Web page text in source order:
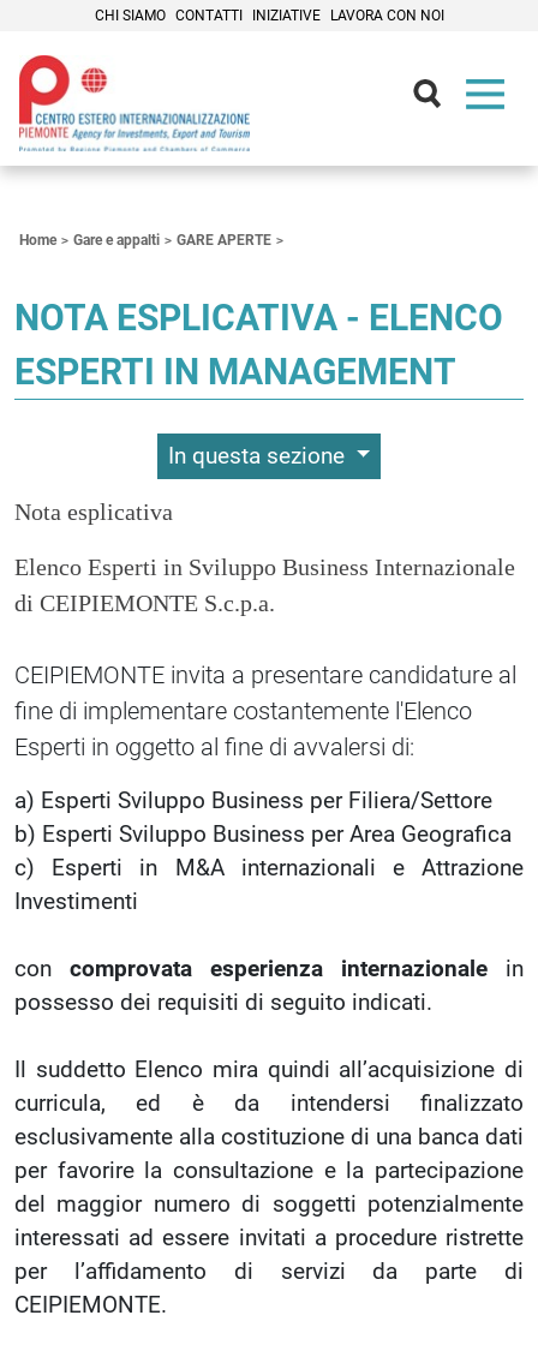
CHI SIAMO CONTATTI INIZIATIVE LAVORA CON NOI
Home Gare e appalti GARE APERTE
NOTA ESPLICATIVA - ELENCO
ESPERTI IN MANAGEMENT
In questa sezione
Nota esplicativa
Elenco Esperti in Sviluppo Business Internazionale
di CEIPIEMONTE S.c.p.a.
CEIPIEMONTE invita a presentare candidature al
fine di implementare costantemente l'Elenco
Esperti in oggetto al fine di avvalersi di:
a) Esperti Sviluppo Business per Filiera/Settore
b) Esperti Sviluppo Business per Area Geografica
c) Esperti in M&A internazionali e Attrazione
Investimenti
con comprovata esperienza internazionale in
possesso dei requisiti di seguito indicati.
Il suddetto Elenco mira quindi all’acquisizione di
curricula, ed è da intendersi finalizzato
esclusivamente alla costituzione di una banca dati
per favorire la consultazione e la partecipazione
del maggior numero di soggetti potenzialmente
interessati ad essere invitati a procedure ristrette
per l’affidamento di servizi da parte di
CEIPIEMONTE.